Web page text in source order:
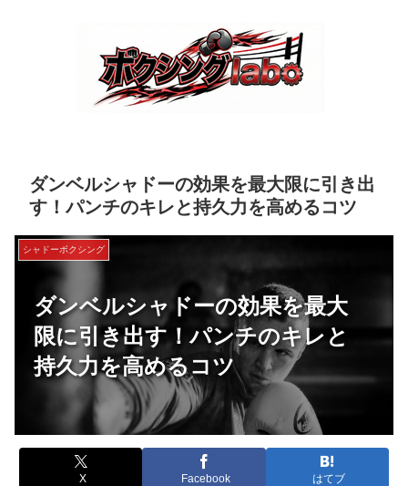
ダンベルシャドーの効果を最大限に引き出
す！パンチのキレと持久力を高めるコツ
ダンベルシャドーの効果を最大
限に引き出す！パンチのキレと
持久力を高めるコツ
シャドーボクシング
X Facebook はてブ